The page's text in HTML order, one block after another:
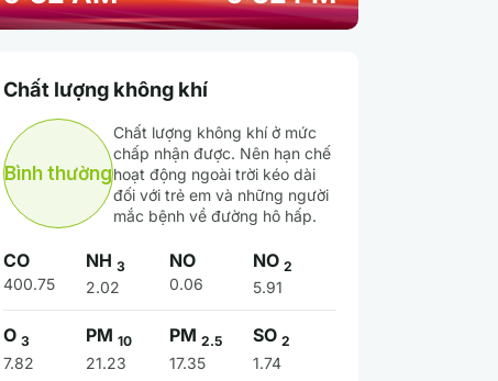
90 %
Mây cụm
92 %
Mưa nhẹ
Chất lượng không khí
Bình thường
Chất lượng không khí ở mức
chấp nhận được. Nên hạn chế
hoạt động ngoài trời kéo dài
đối với trẻ em và những người
mắc bệnh về đường hô hấp.
CO
400.75
NH3
2.02
NO
0.06
NO2
5.91
O 3
7.82
PM10
21.23
PM2.5
17.35
SO2
1.74